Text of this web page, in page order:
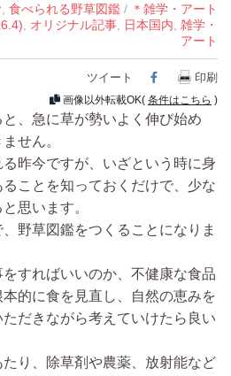
食べられる野草図鑑 / ＊雑学・アート
オリジナル記事 日本国内 雑学・
アート
ツイート Facebook
印刷
画像以外転載OK( 条件はこちら )
、急に草が勢いよく伸び始め
せん。
昨今ですが、いざという時に身
ことを知っておくだけで、少な
思います。
野草図鑑をつくることになりま
すればいいのか、不健康な食品
的に食を見直し、自然の恵みを
だきながら考えていけたら良い
り、除草剤や農薬、放射能など